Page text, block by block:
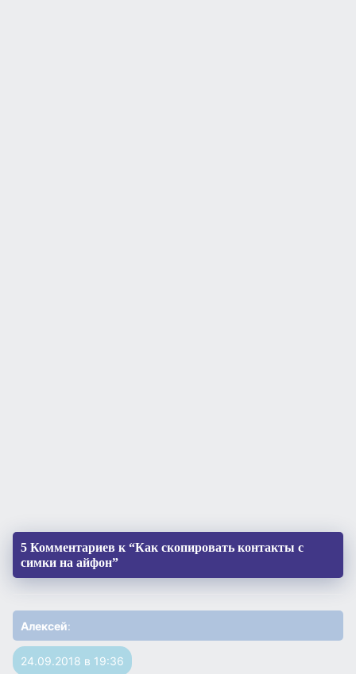
5 Комментариев к “Как скопировать контакты с
симки на айфон”
Алексей:
24.09.2018 в 19:36